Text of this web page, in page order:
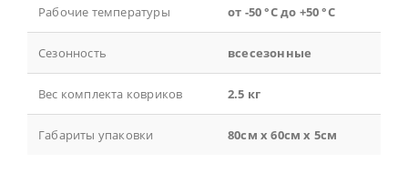
Рабочие температуры от -50 °С до +50 °С
Сезонность всесезонные
Вес комплекта ковриков 2.5 кг
Габариты упаковки 80см x 60см x 5см